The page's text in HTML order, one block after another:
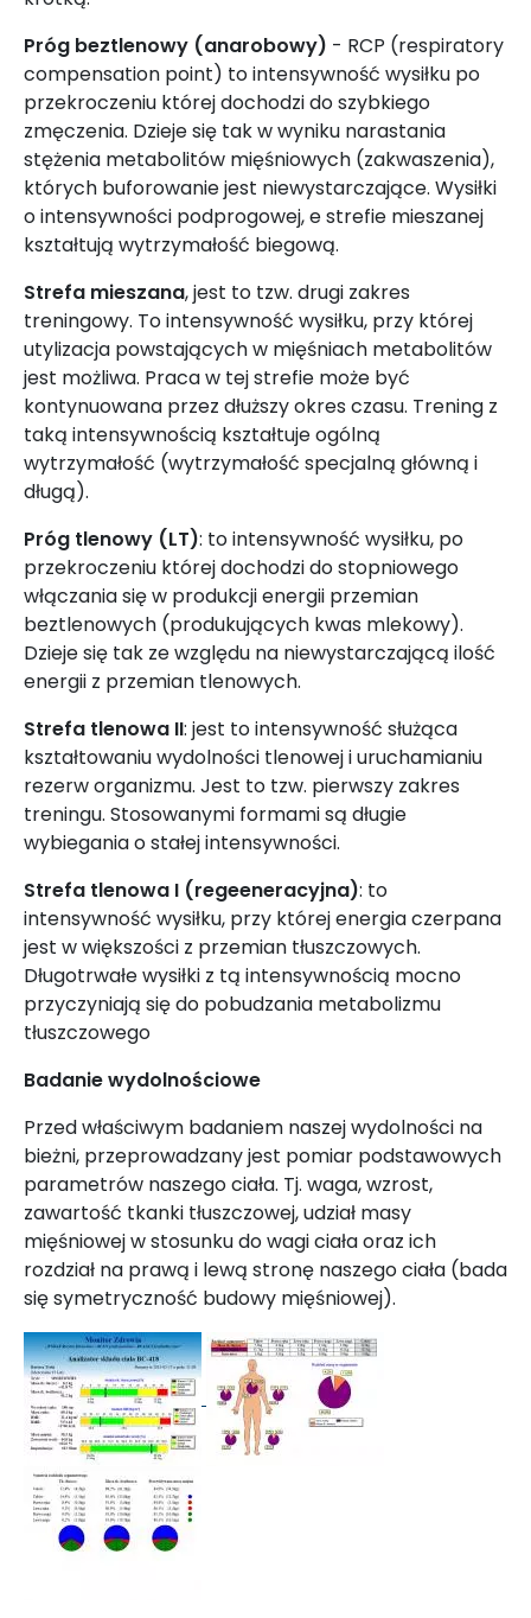
Próg beztlenowy (anarobowy) - RCP (respiratory
compensation point) to intensywność wysiłku po
przekroczeniu której dochodzi do szybkiego
zmęczenia. Dzieje się tak w wyniku narastania
stężenia metabolitów mięśniowych (zakwaszenia),
których buforowanie jest niewystarczające. Wysiłki
o intensywności podprogowej, e strefie mieszanej
kształtują wytrzymałość biegową.
Strefa mieszana, jest to tzw. drugi zakres
treningowy. To intensywność wysiłku, przy której
utylizacja powstających w mięśniach metabolitów
jest możliwa. Praca w tej strefie może być
kontynuowana przez dłuższy okres czasu. Trening z
taką intensywnością kształtuje ogólną
wytrzymałość (wytrzymałość specjalną główną i
długą).
Próg tlenowy (LT): to intensywność wysiłku, po
przekroczeniu której dochodzi do stopniowego
włączania się w produkcji energii przemian
beztlenowych (produkujących kwas mlekowy).
Dzieje się tak ze względu na niewystarczającą ilość
energii z przemian tlenowych.
Strefa tlenowa II: jest to intensywność służąca
kształtowaniu wydolności tlenowej i uruchamianiu
rezerw organizmu. Jest to tzw. pierwszy zakres
treningu. Stosowanymi formami są długie
wybiegania o stałej intensywności.
Strefa tlenowa I (regeeneracyjna): to
intensywność wysiłku, przy której energia czerpana
jest w większości z przemian tłuszczowych.
Długotrwałe wysiłki z tą intensywnością mocno
przyczyniają się do pobudzania metabolizmu
tłuszczowego
Badanie wydolnościowe
Przed właściwym badaniem naszej wydolności na
bieżni, przeprowadzany jest pomiar podstawowych
parametrów naszego ciała. Tj. waga, wzrost,
zawartość tkanki tłuszczowej, udział masy
mięśniowej w stosunku do wagi ciała oraz ich
rozdział na prawą i lewą stronę naszego ciała (bada
się symetryczność budowy mięśniowej).